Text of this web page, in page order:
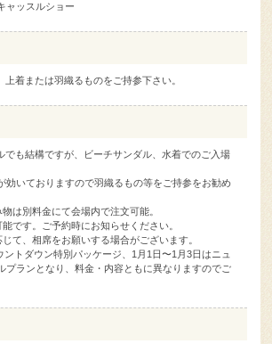
ャッスルショー
上着または羽織るものをご持参下さい。
でも結構ですが、ビーチサンダル、水着でのご入場
効いておりますので羽織るもの等をご持参をお勧め
は別料金にて会場内で注文可能。
です。ご予約時にお知らせください。
て、相席をお願いする場合がございます。
トダウン特別パッケージ、1月1日〜1月3日はニュ
プランとなり、料金・内容ともに異なりますのでご